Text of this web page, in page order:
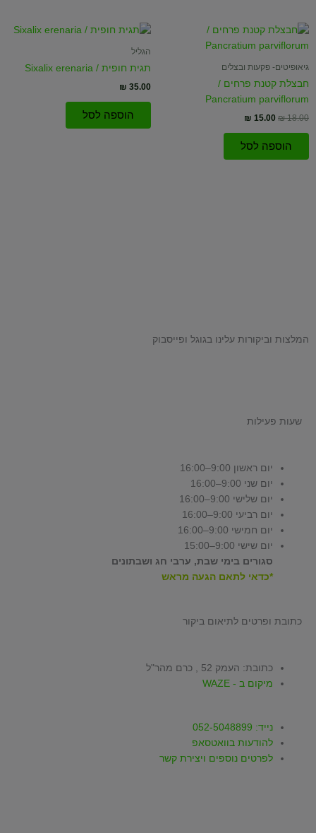
גיאופיטים- פקעות ובצלים
חבצלת קטנת פרחים /
Pancratium parviflorum
₪18.00
המחיר
היה:
₪ 15.00
המחיר
הוא:
הוספה לסל
הגליל
תגית חופית / Sixalix erenaria
₪ 35.00
הוספה לסל
המלצות וביקורות עלינו בגוגל ופייסבוק
שעות פעילות
יום ראשון 9:00–16:00
יום שני 9:00–16:00
יום שלישי 9:00–16:00
יום רביעי 9:00–16:00
יום חמישי 9:00–16:00
יום שישי 9:00–15:00
סגורים בימי שבת, ערבי חג ושבתונים
*כדאי לתאם הגעה מראש
כתובת ופרטים לתיאום ביקור
כתובת: העמק 52 , כרם מהר"ל
מיקום ב - WAZE
נייד: 052-5048899
להודעות בוואטסאפ
לפרטים נוספים ויצירת קשר